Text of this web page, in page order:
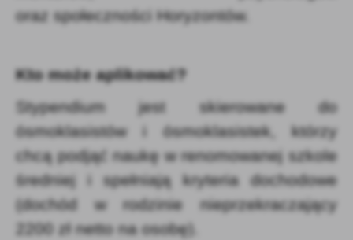
oraz społeczności Horyzontów.
Kto może aplikować?
Stypendium jest skierowane do
ósmoklasistów i ósmoklasistek, którzy
chcą podjąć naukę w renomowanej szkole
średniej i spełniają kryteria dochodowe
(dochód w rodzinie nieprzekraczający
2200 zł netto na osobę).